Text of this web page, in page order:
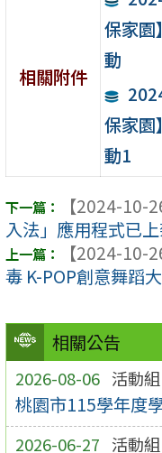
相關公告
2026-08-06 活動組
桃園市115學年度
2026-06-27 活動組
相關附件
保家園
動
保家園
動1
【2024-10-
入法」應用程式已
【2024-10-
毒 K-POP創意舞蹈